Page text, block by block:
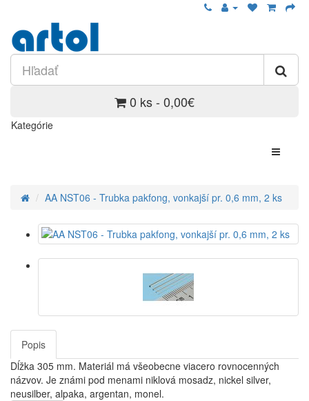
0 ks - 0,00€
Kategórie
AA NST06 - Trubka pakfong, vonkajší pr. 0,6 mm, 2 ks
Popis
Dĺžka 305 mm. Materiál má všeobecne viacero rovnocenných
názvov. Je známi pod menami niklová mosadz, nickel silver,
neusilber, alpaka, argentan, monel.